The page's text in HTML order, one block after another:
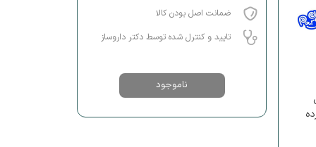
ضمانت اصل بودن کالا
تایید و کنترل شده توسط دکتر داروساز
ناموجود